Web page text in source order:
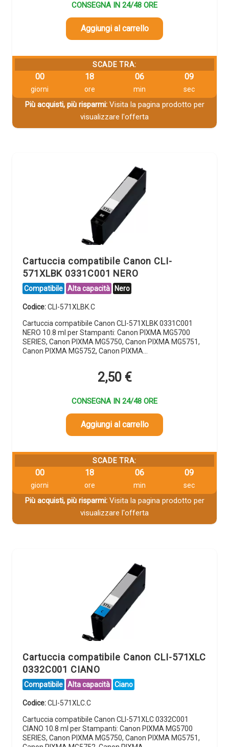
CONSEGNA IN 24/48 ORE
Aggiungi al carrello
SCADE TRA:
00
giorni
18
ore
06
min
08
sec
Più acquisti, più risparmi:Visita la pagina prodotto per
visualizzare l'offerta
Cartuccia compatibile Canon CLI-
571XLBK 0331C001 NERO
Compatibile Alta capacità Nero
Codice:CLI-571XLBK.C
Cartuccia compatibile Canon CLI-571XLBK 0331C001
NERO 10.8 ml per Stampanti: Canon PIXMA MG5700
SERIES, Canon PIXMA MG5750, Canon PIXMA MG5751,
Canon PIXMA MG5752, Canon PIXMA…
2,50 €
CONSEGNA IN 24/48 ORE
Aggiungi al carrello
SCADE TRA:
00
giorni
18
ore
06
min
08
sec
Più acquisti, più risparmi:Visita la pagina prodotto per
visualizzare l'offerta
Cartuccia compatibile Canon CLI-571XLC
0332C001 CIANO
Compatibile Alta capacità Ciano
Codice:CLI-571XLC.C
Cartuccia compatibile Canon CLI-571XLC 0332C001
CIANO 10.8 ml per Stampanti: Canon PIXMA MG5700
SERIES, Canon PIXMA MG5750, Canon PIXMA MG5751,